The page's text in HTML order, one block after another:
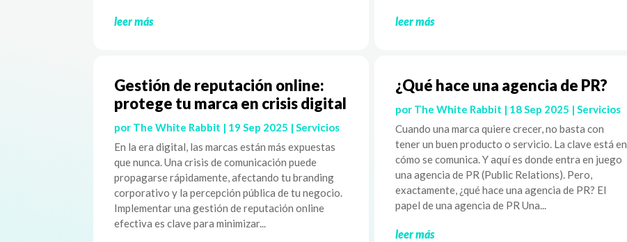
leer más leer más
Gestión de reputación online:
protege tu marca en crisis digital
por The White Rabbit | 19 Sep 2025 |Servicios
En la era digital, las marcas están más expuestas
que nunca. Una crisis de comunicación puede
propagarse rápidamente, afectando tu branding
corporativo y la percepción pública de tu negocio.
Implementar una gestión de reputación online
efectiva es clave para minimizar...
¿Qué hace una agencia de PR?
por The White Rabbit | 18 Sep 2025 | Servicios
Cuando una marca quiere crecer, no basta con
tener un buen producto o servicio. La clave está en
cómo se comunica. Y aquí es donde entra en juego
una agencia de PR (Public Relations). Pero,
exactamente, ¿qué hace una agencia de PR? El
papel de una agencia de PR Una...
leer más